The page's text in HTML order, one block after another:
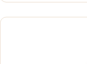
700mmx350mtr
70gr/m²